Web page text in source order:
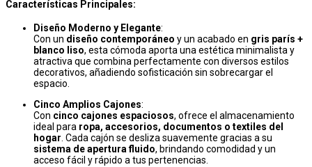
Características Principales:
Diseño Moderno y Elegante:
Con un diseño contemporáneo y un acabado en gris parís +
blanco liso, esta cómoda aporta una estética minimalista y
atractiva que combina perfectamente con diversos estilos
decorativos, añadiendo sofisticación sin sobrecargar el
espacio.
Cinco Amplios Cajones:
Con cinco cajones espaciosos, ofrece el almacenamiento
ideal para ropa, accesorios, documentos o textiles del
hogar . Cada cajón se desliza suavemente gracias a su
sistema de apertura fluido, brindando comodidad y un
acceso fácil y rápido a tus pertenencias.